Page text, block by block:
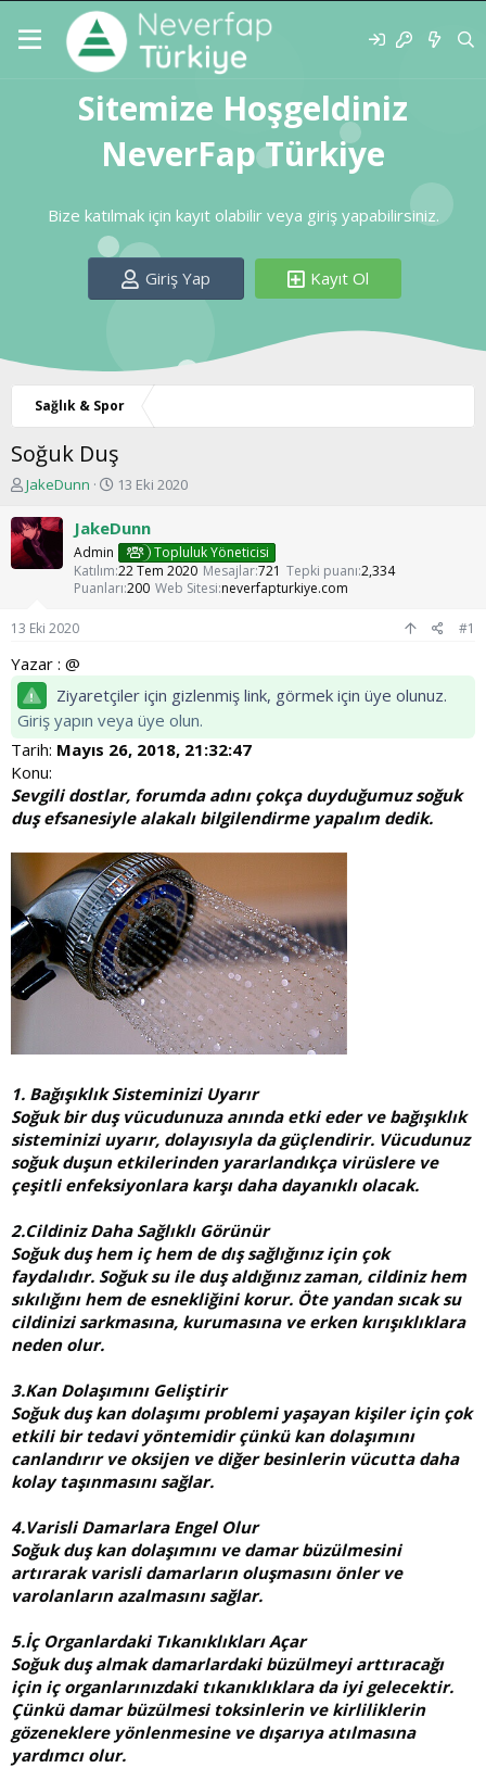
Sitemize Hoşgeldiniz
NeverFap Türkiye
Bize katılmak için kayıt olabilir veya giriş yapabilirsiniz.
Giriş Yap Kayıt Ol
Sağlık & Spor
Soğuk Duş
K
n
u
y
a
ş
l
a
t
a
n
JakeDunn
B
ş
l
a
n
a
r
i
h
i
13 Eki 2020
JakeDunn
Admin
Topluluk Yöneticisi
Katılım 22 Tem 2020 Mesajlar721 Tepki puanı 2,334
Puanları 200 Web Sitesi neverfapturkiye.com
13 Eki 2020 #1
Yazar : @
Ziyaretçiler için gizlenmiş link, görmek için üye olunuz.
Giriş yapın veya üye olun.
Tarih: Mayıs 26, 2018, 21:32:47
Konu:
Sevgili dostlar, forumda adını çokça duyduğumuz soğuk
duş efsanesiyle alakalı bilgilendirme yapalım dedik.
1. Bağışıklık Sisteminizi Uyarır
Soğuk bir duş vücudunuza anında etki eder ve bağışıklık
sisteminizi uyarır, dolayısıyla da güçlendirir. Vücudunuz
soğuk duşun etkilerinden yararlandıkça virüslere ve
çeşitli enfeksiyonlara karşı daha dayanıklı olacak.
2.Cildiniz Daha Sağlıklı Görünür
Soğuk duş hem iç hem de dış sağlığınız için çok
faydalıdır. Soğuk su ile duş aldığınız zaman, cildiniz hem
sıkılığını hem de esnekliğini korur. Öte yandan sıcak su
cildinizi sarkmasına, kurumasına ve erken kırışıklıklara
neden olur.
3.Kan Dolaşımını Geliştirir
Soğuk duş kan dolaşımı problemi yaşayan kişiler için çok
etkili bir tedavi yöntemidir çünkü kan dolaşımını
canlandırır ve oksijen ve diğer besinlerin vücutta daha
kolay taşınmasını sağlar.
4.Varisli Damarlara Engel Olur
Soğuk duş kan dolaşımını ve damar büzülmesini
artırarak varisli damarların oluşmasını önler ve
varolanların azalmasını sağlar.
5.İç Organlardaki Tıkanıklıkları Açar
Soğuk duş almak damarlardaki büzülmeyi arttıracağı
için iç organlarınızdaki tıkanıklıklara da iyi gelecektir.
Çünkü damar büzülmesi toksinlerin ve kirliliklerin
gözeneklere yönlenmesine ve dışarıya atılmasına
yardımcı olur.